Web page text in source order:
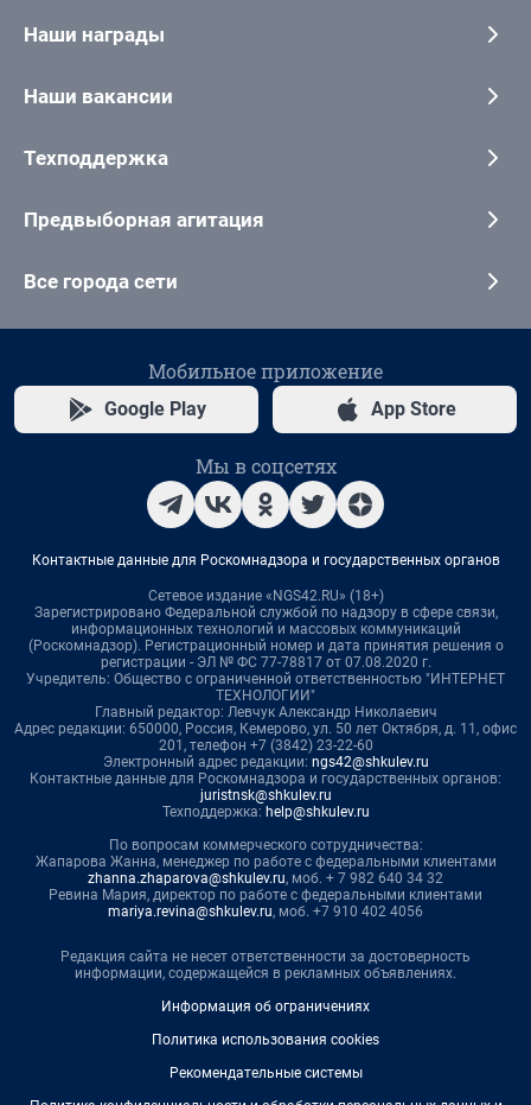
Наши награды
Наши вакансии
Техподдержка
Предвыборная агитация
Все города сети
Мобильное приложение
Google Play App Store
Мы в соцсетях
Контактные данные для Роскомнадзора и государственных органов
Сетевое издание «NGS42.RU» (18+)
Зарегистрировано Федеральной службой по надзору в сфере связи,
информационных технологий и массовых коммуникаций
(Роскомнадзор). Регистрационный номер и дата принятия решения о
регистрации - ЭЛ № ФС 77-78817 от 07.08.2020 г.
Учредитель: Общество с ограниченной ответственностью "ИНТЕРНЕТ
ТЕХНОЛОГИИ"
Главный редактор: Левчук Александр Николаевич
Адрес редакции: 650000, Россия, Кемерово, ул. 50 лет Октября, д. 11, офис
201, телефон +7 (3842) 23-22-60
Электронный адрес редакции: ngs42@shkulev.ru
Контактные данные для Роскомнадзора и государственных органов:
juristnsk@shkulev.ru
Техподдержка: help@shkulev.ru
По вопросам коммерческого сотрудничества:
Жапарова Жанна, менеджер по работе с федеральными клиентами
zhanna.zhaparova@shkulev.ru, моб. + 7 982 640 34 32
Ревина Мария, директор по работе с федеральными клиентами
mariya.revina@shkulev.ru, моб. +7 910 402 4056
Редакция сайта не несет ответственности за достоверность
информации, содержащейся в рекламных объявлениях.
Информация об ограничениях
Политика использования cookies
Рекомендательные системы